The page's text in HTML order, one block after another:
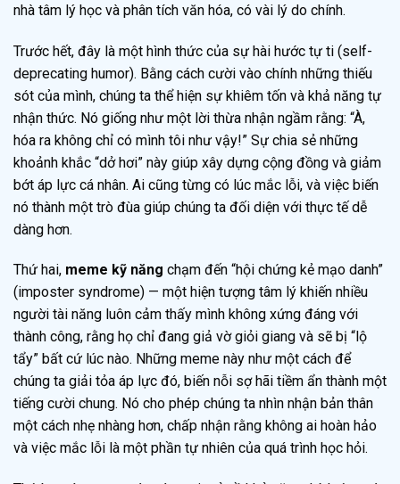
nhà tâm lý học và phân tích văn hóa, có vài lý do chính.
Trước hết, đây là một hình thức của sự hài hước tự ti (self-
deprecating humor). Bằng cách cười vào chính những thiếu
sót của mình, chúng ta thể hiện sự khiêm tốn và khả năng tự
nhận thức. Nó giống như một lời thừa nhận ngầm rằng: “À,
hóa ra không chỉ có mình tôi như vậy!” Sự chia sẻ những
khoảnh khắc “dở hơi” này giúp xây dựng cộng đồng và giảm
bớt áp lực cá nhân. Ai cũng từng có lúc mắc lỗi, và việc biến
nó thành một trò đùa giúp chúng ta đối diện với thực tế dễ
dàng hơn.
Thứ hai, meme kỹ năng chạm đến “hội chứng kẻ mạo danh”
(imposter syndrome) — một hiện tượng tâm lý khiến nhiều
người tài năng luôn cảm thấy mình không xứng đáng với
thành công, rằng họ chỉ đang giả vờ giỏi giang và sẽ bị “lộ
tẩy” bất cứ lúc nào. Những meme này như một cách để
chúng ta giải tỏa áp lực đó, biến nỗi sợ hãi tiềm ẩn thành một
tiếng cười chung. Nó cho phép chúng ta nhìn nhận bản thân
một cách nhẹ nhàng hơn, chấp nhận rằng không ai hoàn hảo
và việc mắc lỗi là một phần tự nhiên của quá trình học hỏi.